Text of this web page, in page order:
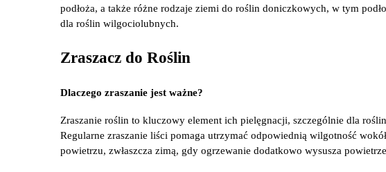
podłoża, a także różne rodzaje ziemi do roślin doniczkowych, w tym
dla roślin wilgociolubnych.
Zraszacz do Roślin
Dlaczego zraszanie jest ważne?
Zraszanie roślin to kluczowy element ich pielęgnacji, szczególnie dla
Regularne zraszanie liści pomaga utrzymać odpowiednią wilgotność
powietrzu, zwłaszcza zimą, gdy ogrzewanie dodatkowo wysusza